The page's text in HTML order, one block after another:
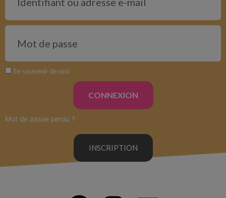
Se souvenir de moi
CONNEXION
Mot de passe perdu ?
INSCRIPTION